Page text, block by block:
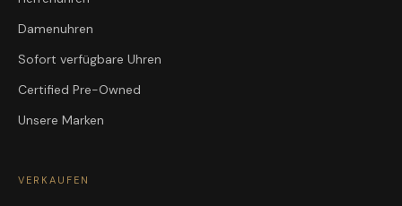
Damenuhren
Sofort verfügbare Uhren
Certified Pre-Owned
Unsere Marken
VERKAUFEN